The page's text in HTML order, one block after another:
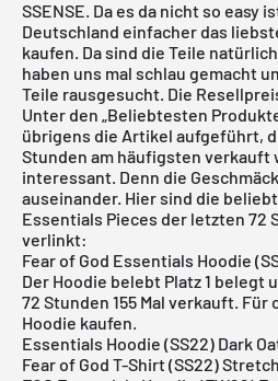
SSENSE. Da es da nicht so easy
Deutschland einfacher das
kaufen. Da sind die Teile
haben uns mal schlau gemacht
Teile rausgesucht. Die
Unter den „Beliebtesten
übrigens die Artikel aufgeführt,
Stunden am häufigsten verkauft
interessant. Denn die
auseinander. Hier sind die
Essentials Pieces der letzten 72
verlinkt:
Fear of God Essentials Hoodie
Der Hoodie belebt Platz 1 belegt
72 Stunden 155 Mal verkauft. Für
Hoodie kaufen.
Essentials Hoodie (SS22) Dark
Fear of God T-Shirt (SS22)